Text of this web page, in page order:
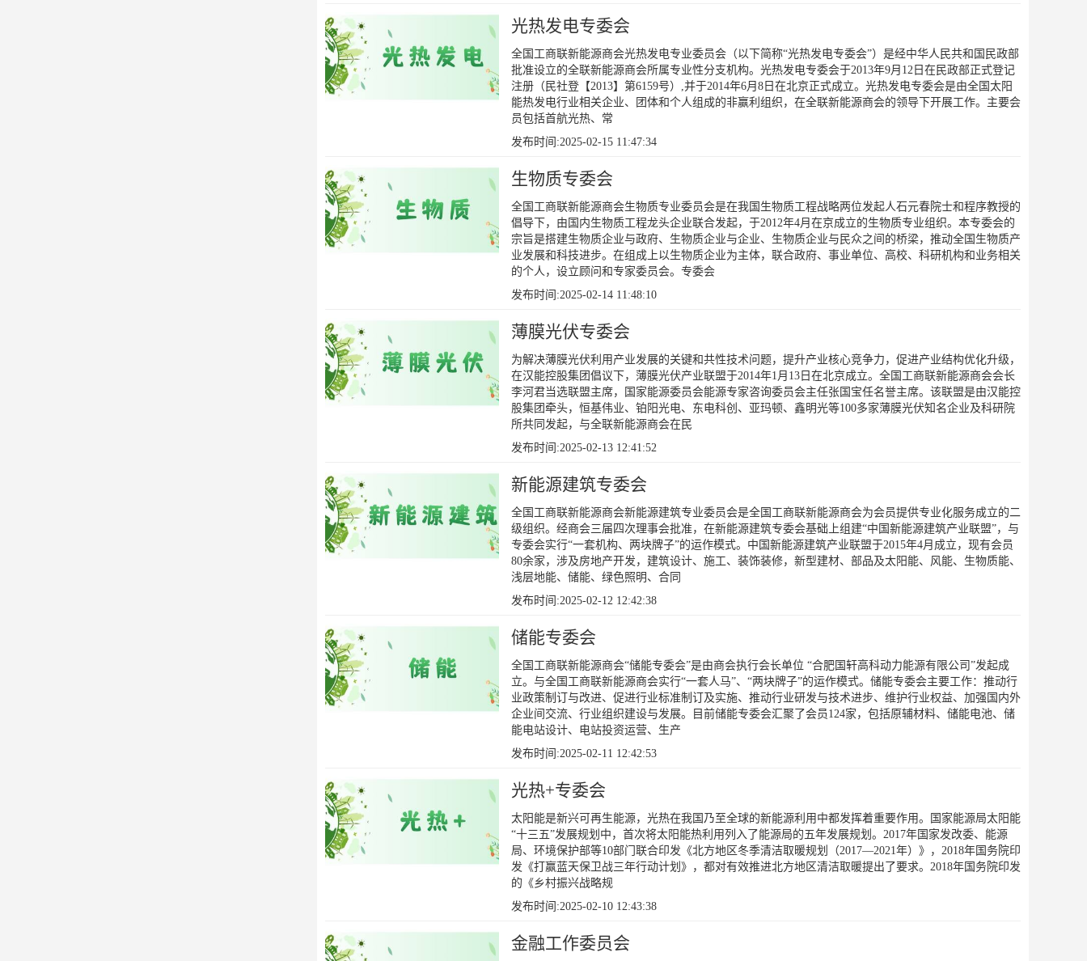
光热发电专委会
全国工商联新能源商会光热发电专业委员会（以下简称“光热发电专委会”）是经中华人民共和国民政部
批准设立的全联新能源商会所属专业性分支机构。光热发电专委会于2013年9月12日在民政部正式登记
注册（民社登【2013】第6159号）,并于2014年6月8日在北京正式成立。光热发电专委会是由全国太阳
能热发电行业相关企业、团体和个人组成的非赢利组织，在全联新能源商会的领导下开展工作。主要会
员包括首航光热、常
发布时间:2025-02-15 11:47:34
生物质专委会
全国工商联新能源商会生物质专业委员会是在我国生物质工程战略两位发起人石元春院士和程序教授的
倡导下，由国内生物质工程龙头企业联合发起，于2012年4月在京成立的生物质专业组织。本专委会的
宗旨是搭建生物质企业与政府、生物质企业与企业、生物质企业与民众之间的桥梁，推动全国生物质产
业发展和科技进步。在组成上以生物质企业为主体，联合政府、事业单位、高校、科研机构和业务相关
的个人，设立顾问和专家委员会。专委会
发布时间:2025-02-14 11:48:10
薄膜光伏专委会
为解决薄膜光伏利用产业发展的关键和共性技术问题，提升产业核心竞争力，促进产业结构优化升级，
在汉能控股集团倡议下，薄膜光伏产业联盟于2014年1月13日在北京成立。全国工商联新能源商会会长
李河君当选联盟主席，国家能源委员会能源专家咨询委员会主任张国宝任名誉主席。该联盟是由汉能控
股集团牵头，恒基伟业、铂阳光电、东电科创、亚玛顿、鑫明光等100多家薄膜光伏知名企业及科研院
所共同发起，与全联新能源商会在民
发布时间:2025-02-13 12:41:52
新能源建筑专委会
全国工商联新能源商会新能源建筑专业委员会是全国工商联新能源商会为会员提供专业化服务成立的二
级组织。经商会三届四次理事会批准，在新能源建筑专委会基础上组建“中国新能源建筑产业联盟”，与
专委会实行“一套机构、两块牌子”的运作模式。中国新能源建筑产业联盟于2015年4月成立，现有会员
80余家，涉及房地产开发，建筑设计、施工、装饰装修，新型建材、部品及太阳能、风能、生物质能、
浅层地能、储能、绿色照明、合同
发布时间:2025-02-12 12:42:38
储能专委会
全国工商联新能源商会“储能专委会”是由商会执行会长单位 “合肥国轩高科动力能源有限公司”发起成
立。与全国工商联新能源商会实行“一套人马”、“两块牌子”的运作模式。储能专委会主要工作：推动行
业政策制订与改进、促进行业标准制订及实施、推动行业研发与技术进步、维护行业权益、加强国内外
企业间交流、行业组织建设与发展。目前储能专委会汇聚了会员124家，包括原辅材料、储能电池、储
能电站设计、电站投资运营、生产
发布时间:2025-02-11 12:42:53
光热+专委会
太阳能是新兴可再生能源，光热在我国乃至全球的新能源利用中都发挥着重要作用。国家能源局太阳能
“十三五”发展规划中，首次将太阳能热利用列入了能源局的五年发展规划。2017年国家发改委、能源
局、环境保护部等10部门联合印发《北方地区冬季清洁取暖规划（2017—2021年）》，2018年国务院印
发《打赢蓝天保卫战三年行动计划》，都对有效推进北方地区清洁取暖提出了要求。2018年国务院印发
的《乡村振兴战略规
发布时间:2025-02-10 12:43:38
金融工作委员会